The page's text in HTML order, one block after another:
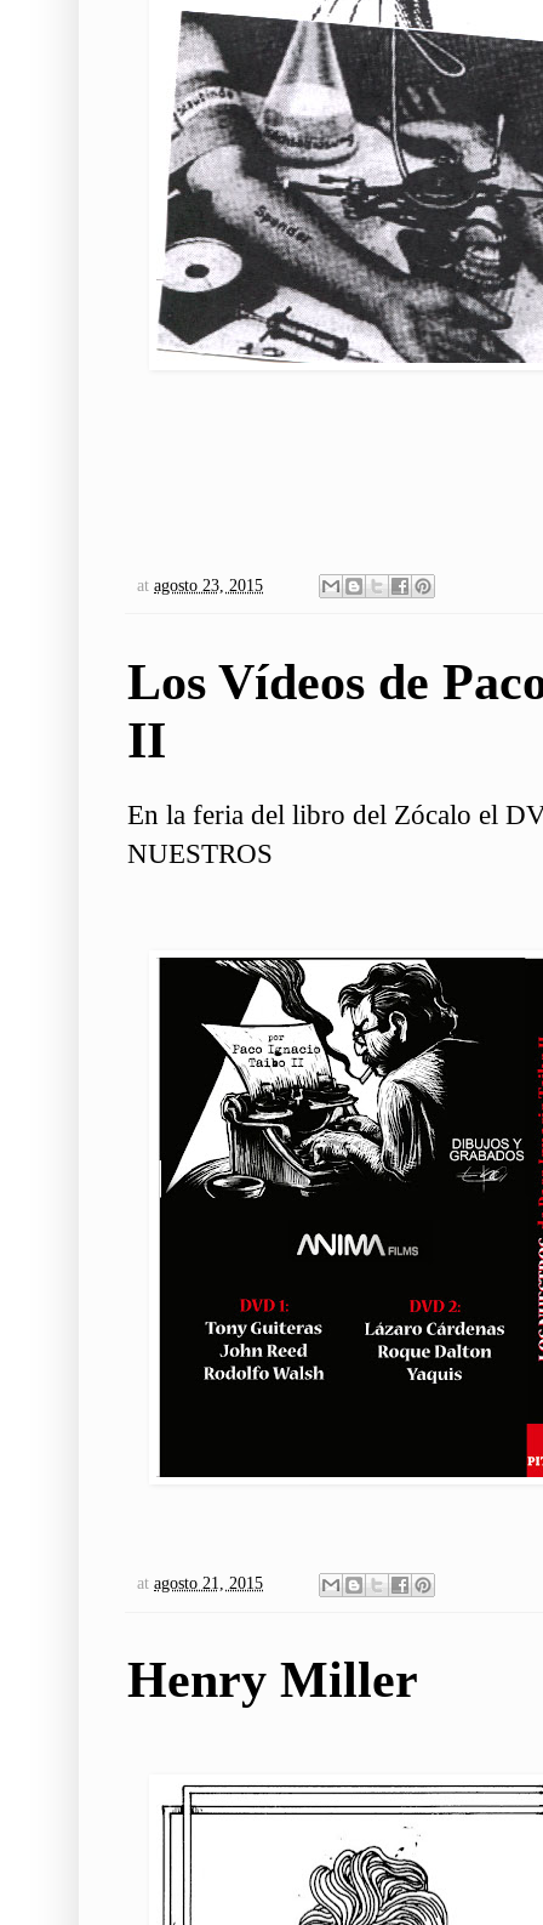
at agosto 23, 2015
Los Vídeos de
II
En la feria del libro del Zócalo el
NUESTROS
at agosto 21, 2015
Henry Miller